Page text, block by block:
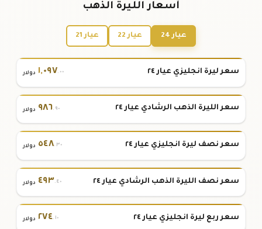
أسعار الليرة الذهب
عيار 24 عيار 22 عيار 21
سعر ليرة انجليزي عيار ٢٤ ١,٠٩٧.٠٠ دولار
سعر الليرة الذهب الرشادي عيار ٢٤ ٩٨٦.٩٠ دولار
سعر نصف ليرة انجليزي عيار ٢٤ ٥٤٨.٣٠ دولار
سعر نصف الليرة الذهب الرشادي عيار ٢٤ ٤٩٣.٤٠ دولار
سعر ربع ليرة انجليزي عيار ٢٤ ٢٧٤.١٠ دولار